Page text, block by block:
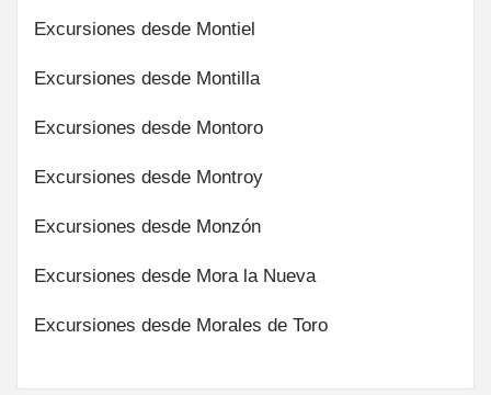
Excursiones desde Montiel
Excursiones desde Montilla
Excursiones desde Montoro
Excursiones desde Montroy
Excursiones desde Monzón
Excursiones desde Mora la Nueva
Excursiones desde Morales de Toro